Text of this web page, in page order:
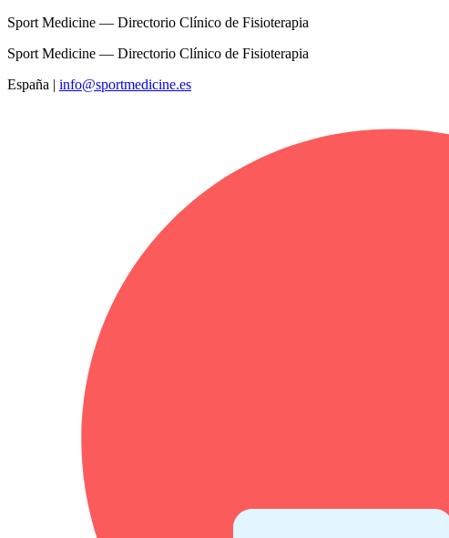
Sport Medicine — Directorio Clínico de Fisioterapia
Sport Medicine — Directorio Clínico de Fisioterapia
España | info@sportmedicine.es